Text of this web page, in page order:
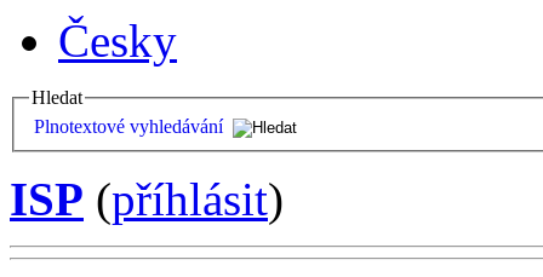
Česky
Hledat
Plnotextové vyhledávání
ISP (příhlásit)